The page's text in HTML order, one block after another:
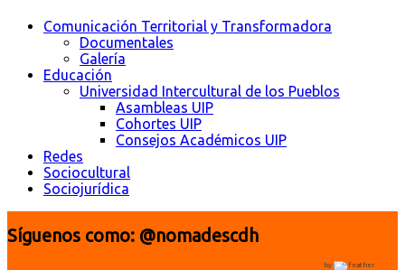
Comunicación Territorial y Transformadora
Documentales
Galería
Educación
Universidad Intercultural de los Pueblos
Asambleas UIP
Cohortes UIP
Consejos Académicos UIP
Redes
Sociocultural
Sociojurídica
Síguenos como: @nomadescdh
by